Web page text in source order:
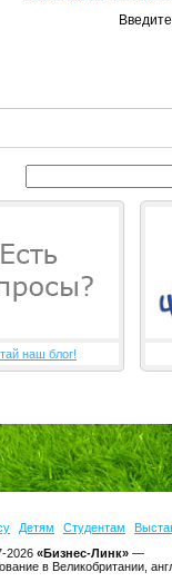
наш блог!
Детям Студентам
2026 «Бизнес-Линк» —
в Великобритании,